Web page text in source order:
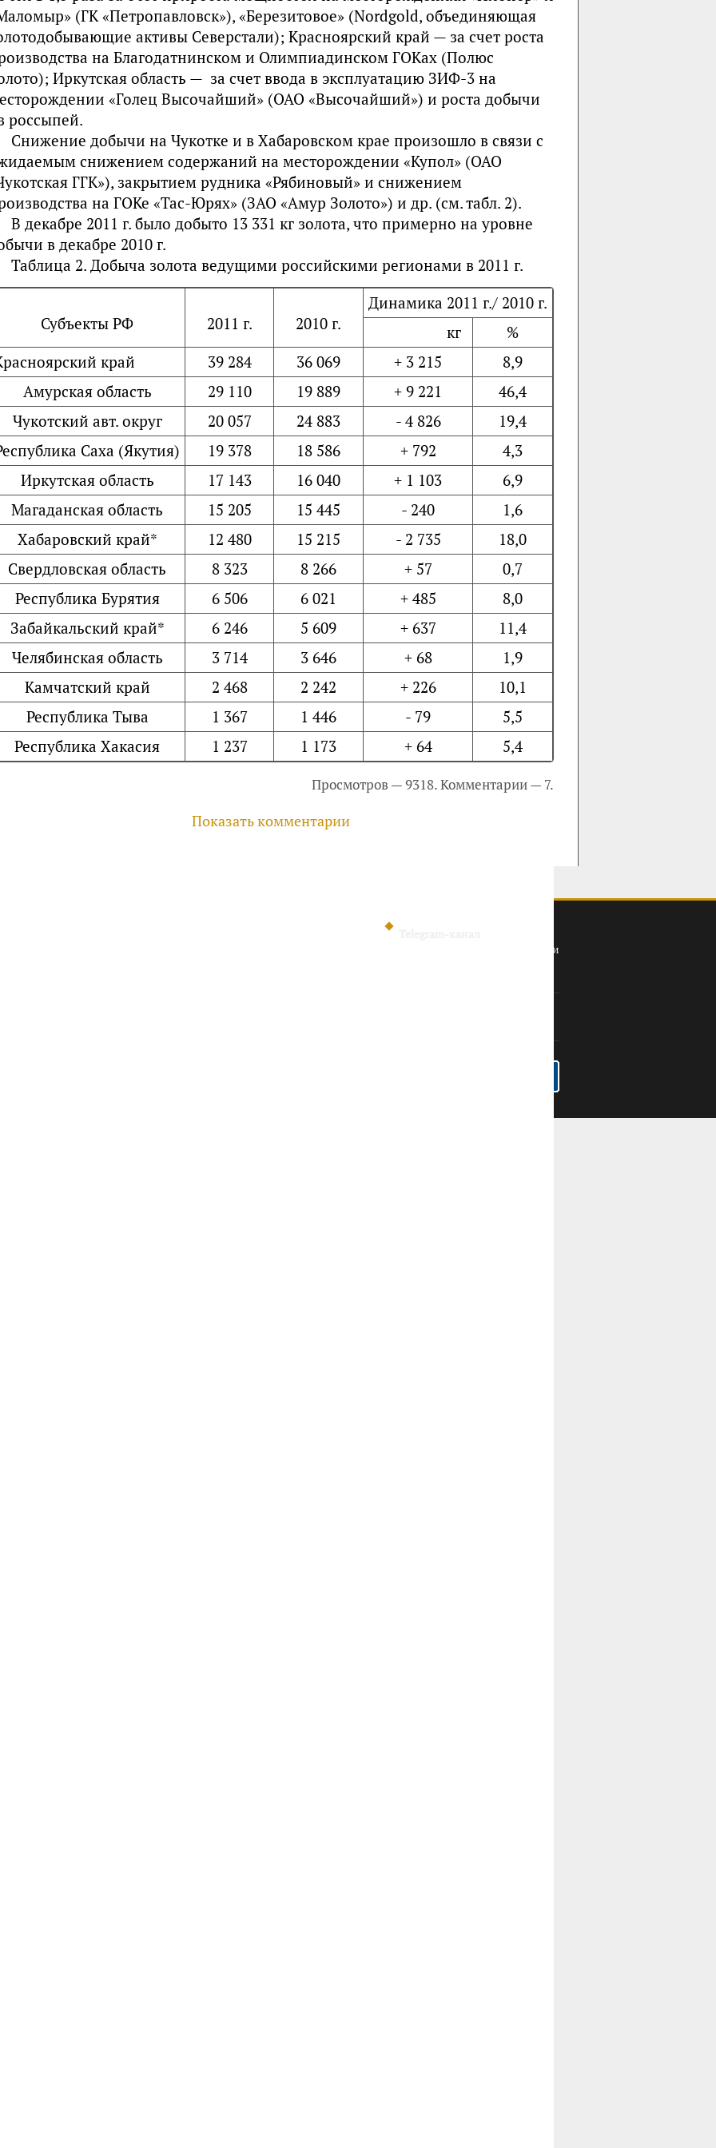
(ГК «Петропавловск»), «Березитовое» (Nordgold, объединяющая
активы Северстали); Красноярский край — за счет роста
на Благодатнинском и Олимпиадинском ГОКах (Полюс
Иркутская область — за счет ввода в эксплуатацию ЗИФ-3 на
«Голец Высочайший» (ОАО «Высочайший») и роста добычи
россыпей.
Снижение добычи на Чукотке и в Хабаровском крае произошло в связи с
снижением содержаний на месторождении «Купол» (ОАО
ГГК»), закрытием рудника «Рябиновый» и снижением
на ГОКе «Тас-Юрях» (ЗАО «Амур Золото») и др. (см. табл. 2).
В декабре 2011 г. было добыто 13 331 кг золота, что примерно на уровне
в декабре 2010 г.
Таблица 2. Добыча золота ведущими российскими регионами в 2011 г.
Субъекты РФ 2011 г. 2010 г.
Динамика 2011 г./ 2010 г.
кг
%
край
39 284 36 069 + 3 215
8,9
Амурская область
29 110 19 889 + 9 221
46,4
Чукотский авт. округ
20 057 24 883 - 4 826
19,4
Саха (Якутия)
19 378 18 586 + 792
4,3
Иркутская область
17 143 16 040 + 1 103
6,9
Магаданская область
15 205 15 445 - 240
1,6
Хабаровский край*
12 480 15 215 - 2 735
18,0
Свердловская область
8 323 8 266 + 57
0,7
Республика Бурятия
6 506 6 021 + 485
8,0
Забайкальский край*
6 246 5 609 + 637
11,4
Челябинская область
3 714 3 646 + 68
1,9
Камчатский край
2 468 2 242 + 226
10,1
Республика Тыва
1 367 1 446 - 79
5,5
Республика Хакасия
1 237 1 173 + 64 5,4
Просмотров — 9318. Комментарии — 7.
Показать комментарии
инвесторов
Политика конфиденциальности
использовании материалов гиперссылка обязательна.